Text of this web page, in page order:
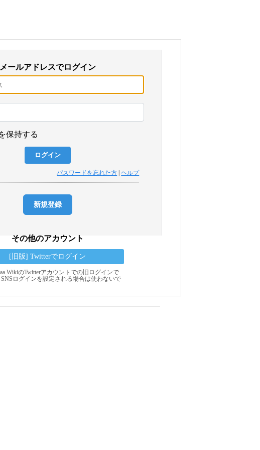
メールアドレスでログイン
保持する
パスワードを忘れた方 |ヘルプ
新規登録
その他のアカウント
[旧版] Twitterでログイン
WikiのTwitterアカウントでの旧ログインで
ログインを設定される場合は使わないで